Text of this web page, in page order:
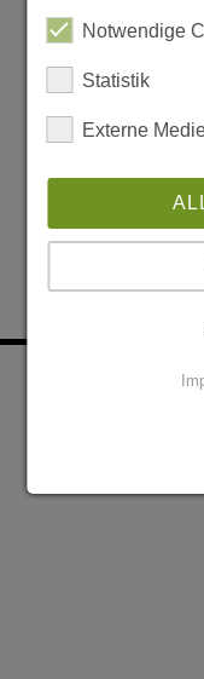
Notwendige
Statistik
Externe